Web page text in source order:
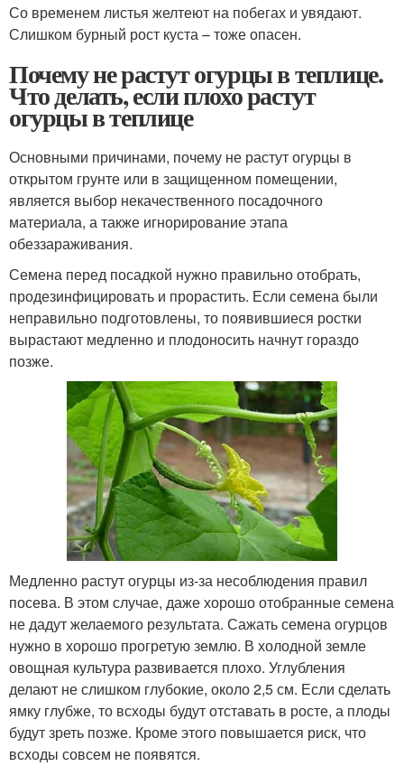
Со временем листья желтеют на побегах и увядают.
Слишком бурный рост куста – тоже опасен.
Почему не растут огурцы в теплице.
Что делать, если плохо растут
огурцы в теплице
Основными причинами, почему не растут огурцы в
открытом грунте или в защищенном помещении,
является выбор некачественного посадочного
материала, а также игнорирование этапа
обеззараживания.
Семена перед посадкой нужно правильно отобрать,
продезинфицировать и прорастить. Если семена были
неправильно подготовлены, то появившиеся ростки
вырастают медленно и плодоносить начнут гораздо
позже.
Медленно растут огурцы из-за несоблюдения правил
посева. В этом случае, даже хорошо отобранные семена
не дадут желаемого результата. Сажать семена огурцов
нужно в хорошо прогретую землю. В холодной земле
овощная культура развивается плохо. Углубления
делают не слишком глубокие, около 2,5 см. Если сделать
ямку глубже, то всходы будут отставать в росте, а плоды
будут зреть позже. Кроме этого повышается риск, что
всходы совсем не появятся.